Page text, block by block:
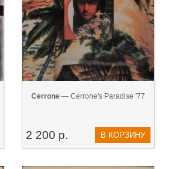
Cerrone — Cerrone's Paradise '77
2 200 р. В КОРЗИНУ